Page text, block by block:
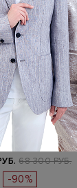
вручную
68 300 РУБ.
-90%